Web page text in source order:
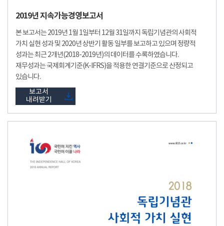
2019년 지속가능경영보고서
본 보고서는 2019년 1월 1일부터 12월 31일까지 독립기념관의 사회적
가치 실현 성과 및 2020년 상반기 활동 일부를 보고하고 있으며 정량적
성과는 최근 2개년(2018-2019년)의 데이터를 수록하였습니다.
재무성과는 국제회계기준(K-IFRS)을 적용한 연결기준으로 산정되고
있습니다.
보고서
내려받기